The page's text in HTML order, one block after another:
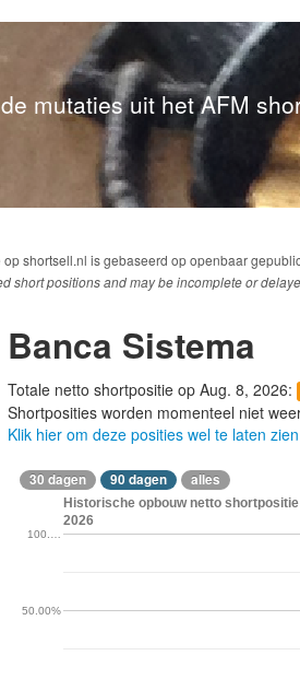
mutaties uit het AFM
op shortsell.nl is gebaseerd op openbaar
short positions and may be incomplete or
Banca Sistema
Totale netto shortpositie op Aug. 8, 2026:
Shortposities worden momenteel niet
Klik hier om deze posities wel te laten zien
30 dagen 90 dagen alles
Historische opbouw netto
2026
50.00%
100.…